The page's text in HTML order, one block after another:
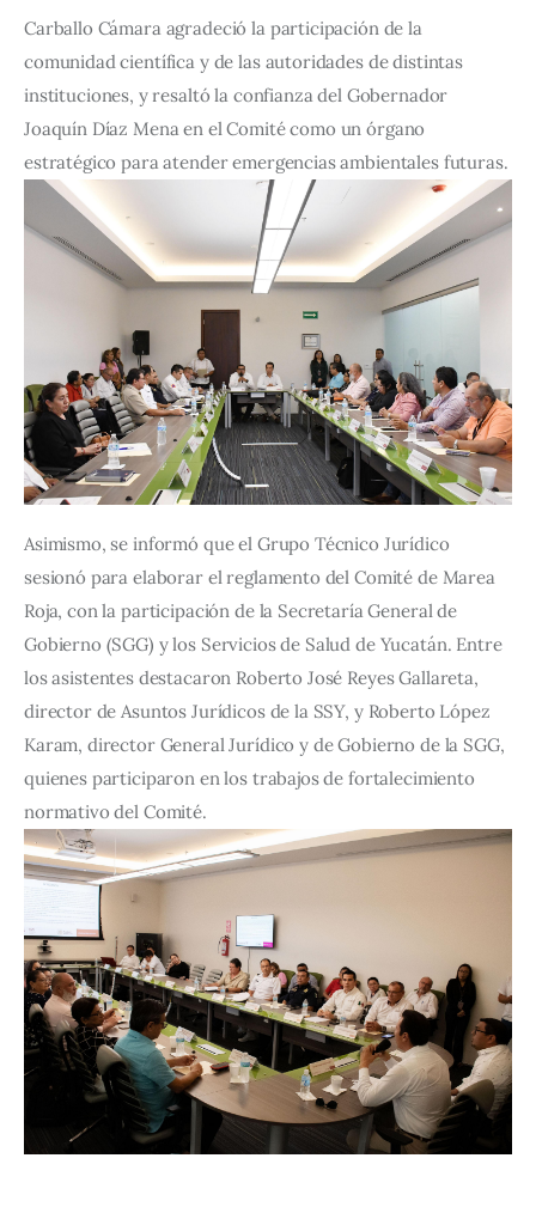
Carballo Cámara agradeció la participación de la
comunidad científica y de las autoridades de distintas
instituciones, y resaltó la confianza del Gobernador
Joaquín Díaz Mena en el Comité como un órgano
estratégico para atender emergencias ambientales futuras.
Asimismo, se informó que el Grupo Técnico Jurídico
sesionó para elaborar el reglamento del Comité de Marea
Roja, con la participación de la Secretaría General de
Gobierno (SGG) y los Servicios de Salud de Yucatán. Entre
los asistentes destacaron Roberto José Reyes Gallareta,
director de Asuntos Jurídicos de la SSY, y Roberto López
Karam, director General Jurídico y de Gobierno de la SGG,
quienes participaron en los trabajos de fortalecimiento
normativo del Comité.